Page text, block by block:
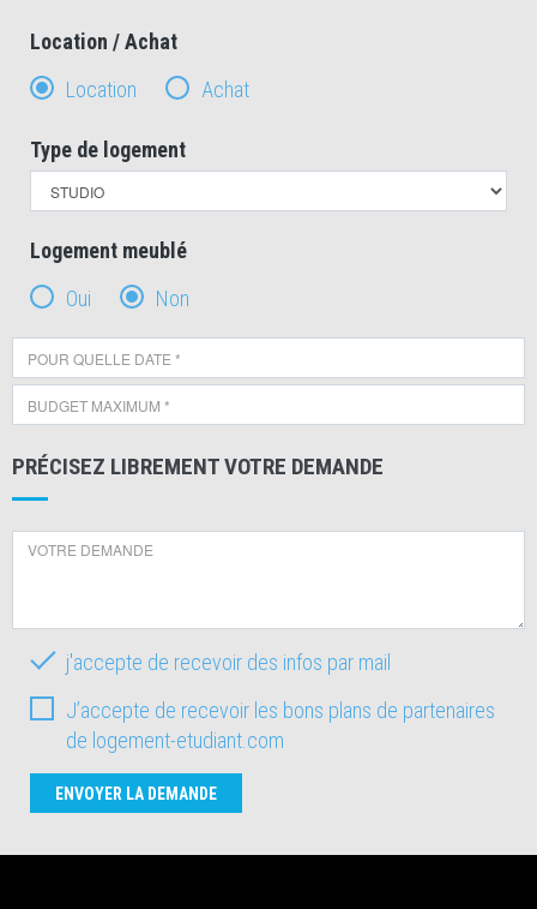
Location / Achat
Location
Achat
Type de logement
Logement meublé
Oui
Non
PRÉCISEZ LIBREMENT VOTRE DEMANDE
j'accepte de recevoir des infos par mail
J’accepte de recevoir les bons plans de partenaires
de logement-etudiant.com
ENVOYER LA DEMANDE